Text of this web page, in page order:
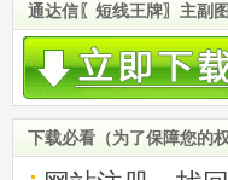
通达信〖短线王牌〗主副
下载必看（为了保障您的